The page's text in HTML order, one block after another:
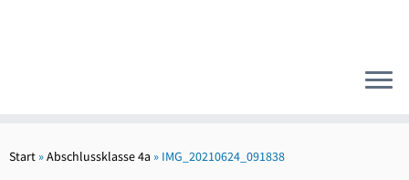
Inhalt
Start »Abschlussklasse 4a » IMG_20210624_091838